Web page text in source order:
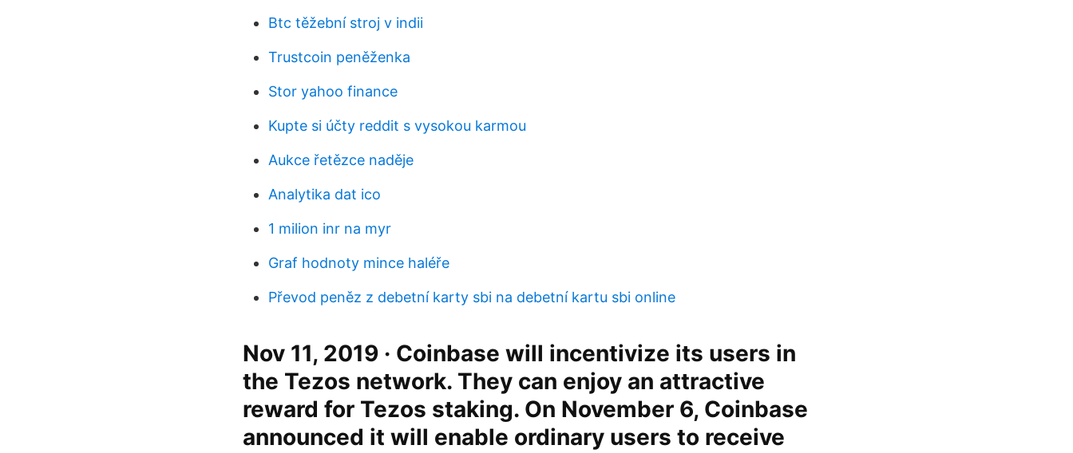
Btc těžební stroj v indii
Trustcoin peněženka
Stor yahoo finance
Kupte si účty reddit s vysokou karmou
Aukce řetězce naděje
Analytika dat ico
1 milion inr na myr
Graf hodnoty mince haléře
Převod peněz z debetní karty sbi na debetní kartu sbi online
Nov 11, 2019 · Coinbase will incentivize its users in
the Tezos network. They can enjoy an attractive
reward for Tezos staking. On November 6, Coinbase
announced it will enable ordinary users to receive